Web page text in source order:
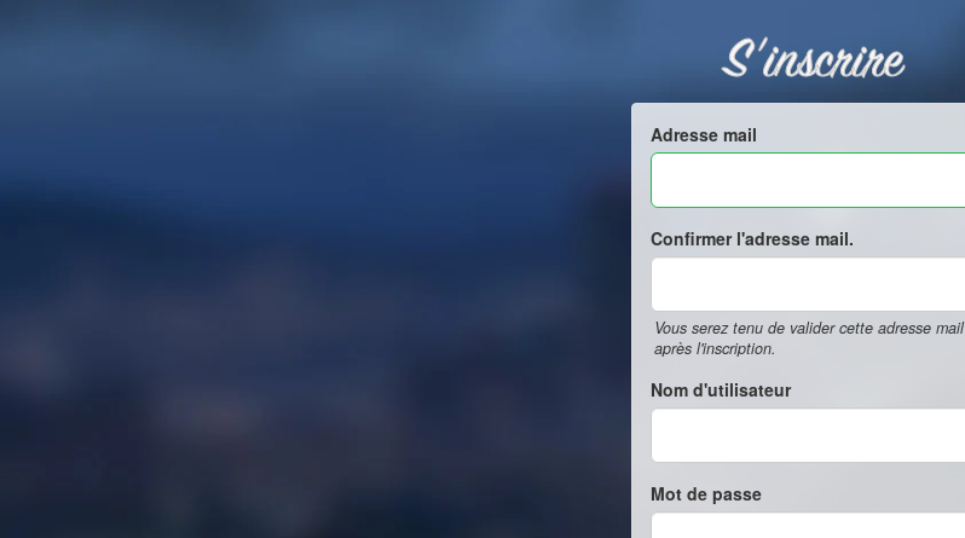
S'inscrire
Adresse mail
Confirmer l'adresse mail.
Vous serez tenu de valider cette adresse mail
après l'inscription.
Nom d'utilisateur
Mot de passe